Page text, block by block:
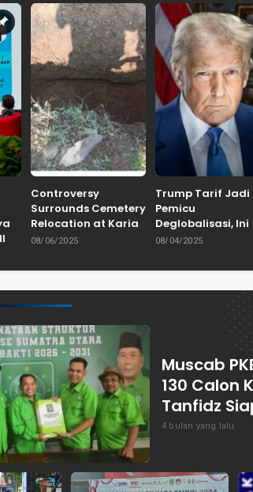
Controversy
Surrounds Cemetery
Relocation at Karian
Dam Project in
08/06/2025
Trump Tarif Jadi
Pemicu
Deglobalisasi, Ini
Ulasan Tajam dari
ASPRINDO
08/04/2025
Muscab
130 Calon
Tanfidz
4 bulan yang lalu